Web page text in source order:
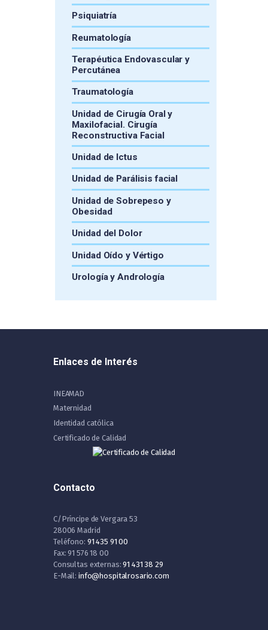
Psiquiatría
Reumatología
Terapéutica Endovascular y
Percutánea
Traumatología
Unidad de Cirugía Oral y
Maxilofacial. Cirugía
Reconstructiva Facial
Unidad de Ictus
Unidad de Parálisis facial
Unidad de Sobrepeso y
Obesidad
Unidad del Dolor
Unidad Oído y Vértigo
Urología y Andrología
Enlaces de Interés
INEAMAD
Maternidad
Identidad católica
Certificado de Calidad
Contacto
C/Príncipe de Vergara 53
28006 Madrid
Teléfono: 91 435 91 00
Fax: 91 576 18 00
Consultas externas:91 431 38 29
E-Mail: info@hospitalrosario.com